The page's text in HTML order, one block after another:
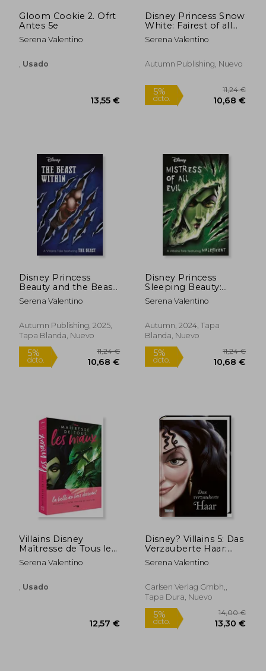
Gloom Cookie 2. Ofrt
Antes 5e
Serena Valentino
Usado
Disney Princess Snow
White: Fairest of all
(Villain Tales) (en
Inglés)
Serena Valentino
Autumn Publishing, Nuevo
Disney Princess
Beauty and the Beast:
The Beast Within (en
Inglés)
Serena Valentino
Autumn Publishing, 2025,
Tapa Blanda, Nuevo
5%
dcto.
11,24 €
Disney Princess
Sleeping Beauty:
Mistress of all Evil (en
Inglés)
Serena Valentino
Autumn, 2024, Tapa
Blanda, Nuevo
5%
dcto.
Villains Disney
Maîtresse de Tous les
Maux: La Belle au Bois
Dormant (en Francés)
Serena Valentino
Usado
Disney? Villains 5: Das
Verzauberte Haar:
Das Märchen von
Rapunzel und Ihrer
Villains (5) (en
Alemán)
Serena Valentino
Carlsen Verlag Gmbh,,
Tapa Dura, Nuevo